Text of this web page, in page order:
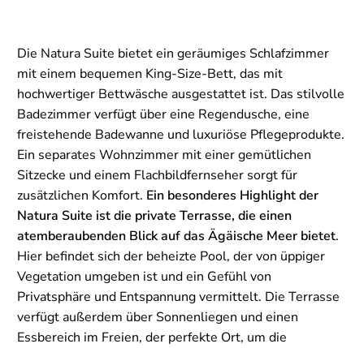
Die Natura Suite bietet ein geräumiges Schlafzimmer
mit einem bequemen King-Size-Bett, das mit
hochwertiger Bettwäsche ausgestattet ist. Das stilvolle
Badezimmer verfügt über eine Regendusche, eine
freistehende Badewanne und luxuriöse Pflegeprodukte.
Ein separates Wohnzimmer mit einer gemütlichen
Sitzecke und einem Flachbildfernseher sorgt für
zusätzlichen Komfort. Ein besonderes Highlight der
Natura Suite ist die private Terrasse, die einen
atemberaubenden Blick auf das Ägäische Meer bietet.
Hier befindet sich der beheizte Pool, der von üppiger
Vegetation umgeben ist und ein Gefühl von
Privatsphäre und Entspannung vermittelt. Die Terrasse
verfügt außerdem über Sonnenliegen und einen
Essbereich im Freien, der perfekte Ort, um die